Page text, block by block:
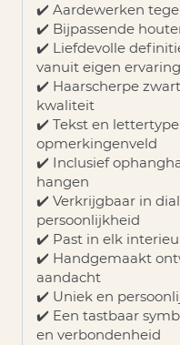
✔️ Aardewerken tegel
✔️ Bijpassende
✔️ Liefdevolle
vanuit eigen ervaring
✔️ Haarscherpe
kwaliteit
✔️ Tekst en
opmerkingenveld
✔️ Inclusief
hangen
✔️ Verkrijgbaar in
persoonlijkheid
✔️ Past in elk
✔️ Handgemaakt
aandacht
✔️ Uniek en
✔️ Een tastbaar
en verbondenheid